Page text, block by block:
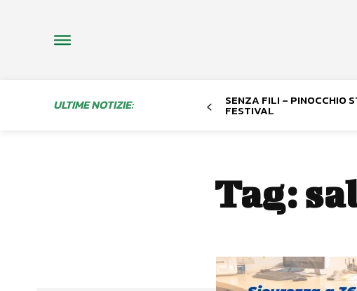
ULTIME NOTIZIE: SENZA FILI – PINOCCHIO
FESTIVAL
Tag: